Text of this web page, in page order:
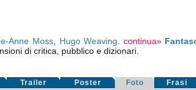
Anne Moss Hugo Weaving continua»
di critica, pubblico e dizionari.
Trailer Poster Foto Frasi